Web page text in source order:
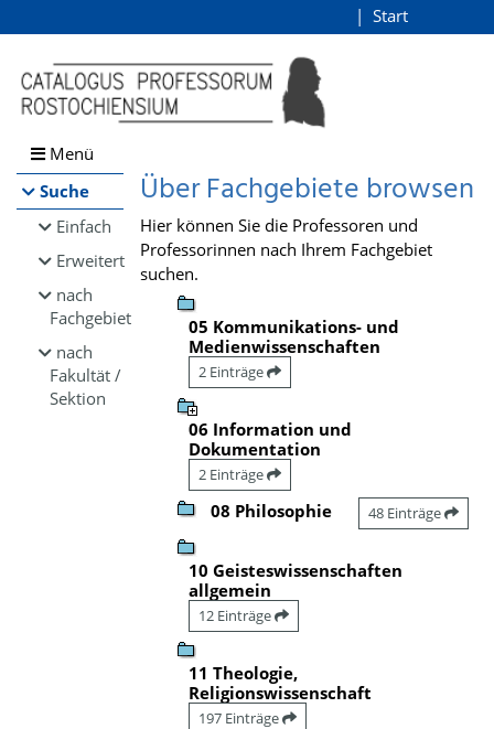
Browsen
direkt zum Inhalt
Start
Menü
Suche
Einfach
Erweitert
nach
Fachgebiet
nach
Fakultät /
Sektion
Über Fachgebiete browsen
Hier können Sie die Professoren und
Professorinnen nach Ihrem Fachgebiet
suchen.
05 Kommunikations- und
Medienwissenschaften
2 Einträge
06 Information und
Dokumentation
2 Einträge
08 Philosophie 48 Einträge
10 Geisteswissenschaften
allgemein
12 Einträge
11 Theologie,
Religionswissenschaft
197 Einträge